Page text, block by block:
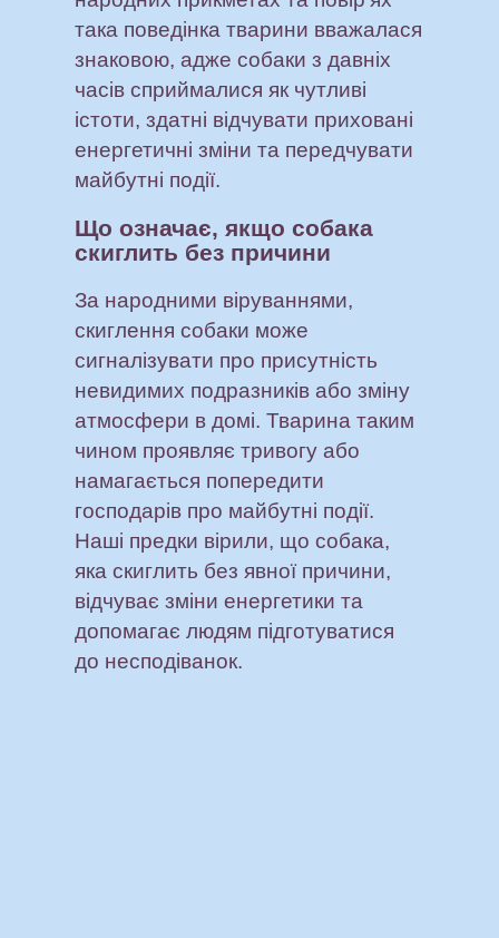
така поведінка тварини вважалася
знаковою, адже собаки з давніх
часів сприймалися як чутливі
істоти, здатні відчувати приховані
енергетичні зміни та передчувати
майбутні події.
Що означає, якщо собака
скиглить без причини
За народними віруваннями,
скиглення собаки може
сигналізувати про присутність
невидимих подразників або зміну
атмосфери в домі. Тварина таким
чином проявляє тривогу або
намагається попередити
господарів про майбутні події.
Наші предки вірили, що собака,
яка скиглить без явної причини,
відчуває зміни енергетики та
допомагає людям підготуватися
до несподіванок.